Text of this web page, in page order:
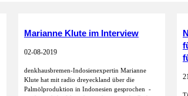
Marianne Klute im Interview
02-08-2019
denkhausbremen-Indosienexpertin Marianne
Klute hat mit radio dreyeckland über die
Palmölproduktion in Indonesien gesprochen -